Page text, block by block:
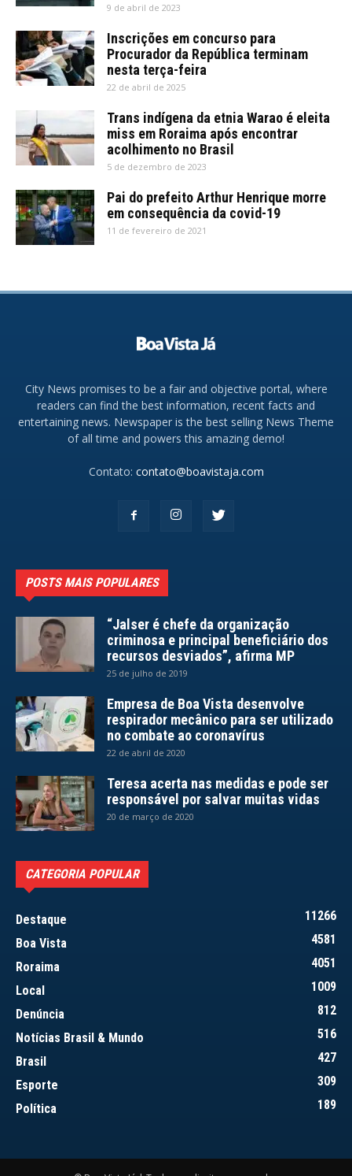
9 de abril de 2023
Inscrições em concurso para
Procurador da República terminam
nesta terça-feira
22 de abril de 2025
Trans indígena da etnia Warao é eleita
miss em Roraima após encontrar
acolhimento no Brasil
5 de dezembro de 2023
Pai do prefeito Arthur Henrique morre
em consequência da covid-19
11 de fevereiro de 2021
City News promises to be a fair and objective portal, where
readers can find the best information, recent facts and
entertaining news. Newspaper is the best selling News Theme
of all time and powers this amazing demo!
Contato: contato@boavistaja.com
POSTS MAIS POPULARES
“Jalser é chefe da organização
criminosa e principal beneficiário dos
recursos desviados”, afirma MP
25 de julho de 2019
Empresa de Boa Vista desenvolve
respirador mecânico para ser utilizado
no combate ao coronavírus
22 de abril de 2020
Teresa acerta nas medidas e pode ser
responsável por salvar muitas vidas
20 de março de 2020
CATEGORIA POPULAR
Destaque
11266
Boa Vista
4581
Roraima
4051
Local
1009
Denúncia
812
Notícias Brasil & Mundo
516
Brasil
427
Esporte
309
Política
189